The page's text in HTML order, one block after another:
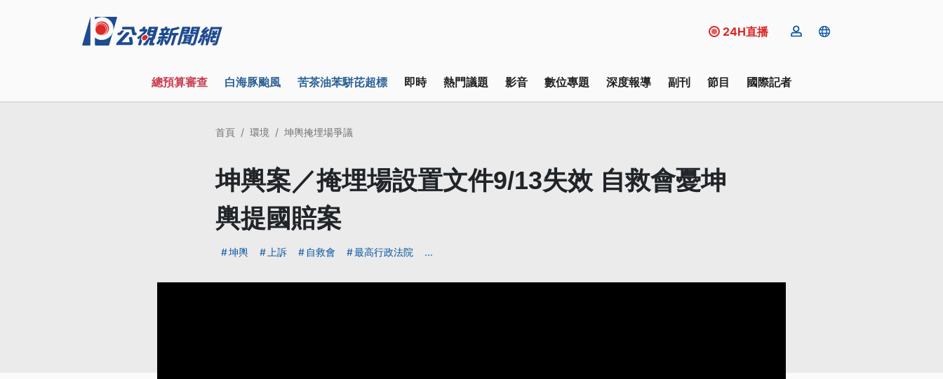
24H直播
總預算審查 白海豚颱風 苦茶油苯駢芘超標 即時 熱門議題 影音 數位專題 深度報導 副刊 節目 國際記者
首頁 環境 坤輿掩埋場爭議
坤輿案／掩埋場設置文件9/13失效 自救會憂坤
輿提國賠案
坤輿 上訴 自救會 最高行政法院 ...